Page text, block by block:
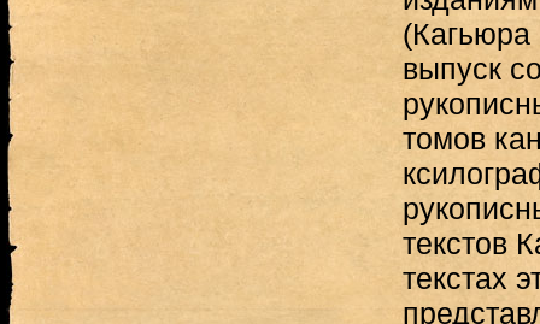
(Кагьюра
выпуск
томов
текстов
текстах